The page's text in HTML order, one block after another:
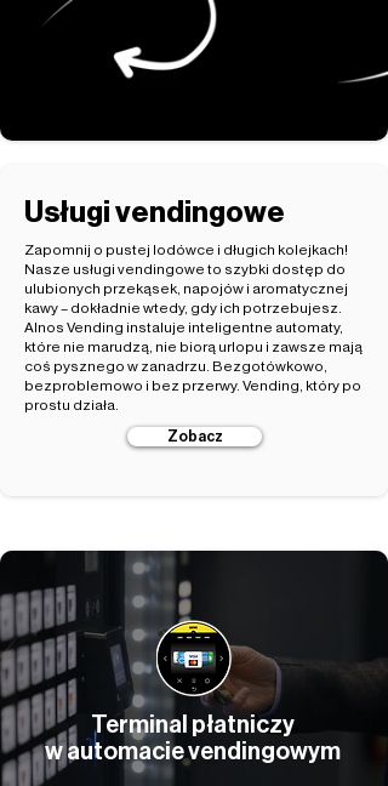
Usługi vendingowe
Zapomnij o pustej lodówce i długich kolejkach!
Nasze usługi vendingowe to szybki dostęp do
ulubionych przekąsek, napojów i aromatycznej
kawy – dokładnie wtedy, gdy ich potrzebujesz.
Alnos Vending instaluje inteligentne automaty,
które nie marudzą, nie biorą urlopu i zawsze mają
coś pysznego w zanadrzu. Bezgotówkowo,
bezproblemowo i bez przerwy. Vending, który po
prostu działa.
Zobacz
Terminal płatniczy
w automacie vendingowym